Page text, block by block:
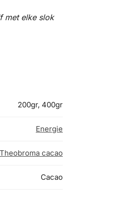
met elke slok
200gr, 400gr
Energie
Theobroma cacao
Cacao